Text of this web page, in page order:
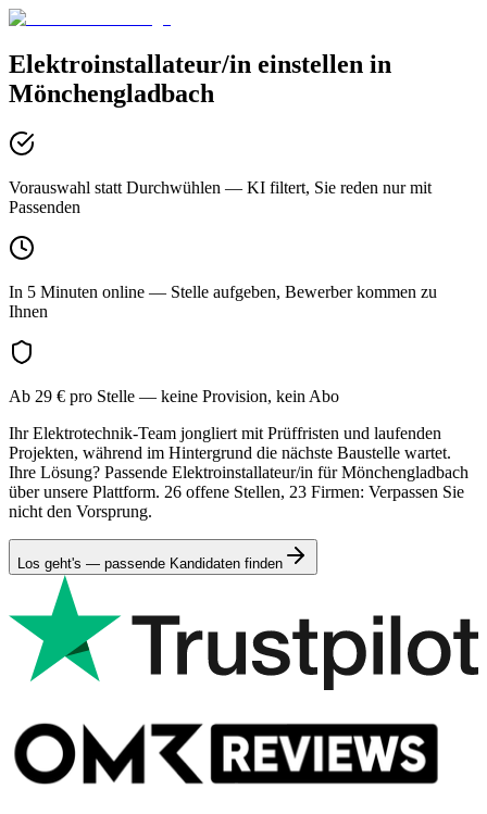
Elektroinstallateur/in einstellen in
Mönchengladbach
Vorauswahl statt Durchwühlen — KI filtert, Sie reden nur mit
Passenden
In 5 Minuten online — Stelle aufgeben, Bewerber kommen zu
Ihnen
Ab 29 € pro Stelle — keine Provision, kein Abo
Ihr Elektrotechnik-Team jongliert mit Prüffristen und laufenden
Projekten, während im Hintergrund die nächste Baustelle wartet.
Ihre Lösung? Passende Elektroinstallateur/in für Mönchengladbach
über unsere Plattform. 26 offene Stellen, 23 Firmen: Verpassen Sie
nicht den Vorsprung.
Los geht's — passende Kandidaten finden